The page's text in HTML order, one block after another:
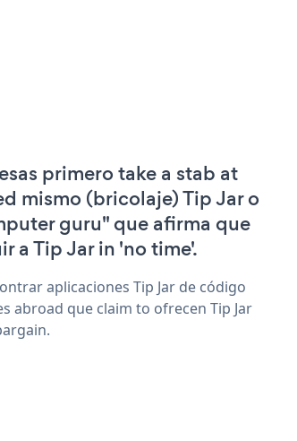
primero take a stab at
mismo (bricolaje) Tip Jar o
guru" que afirma que
a Tip Jar in 'no time'.
aplicaciones Tip Jar de código
abroad que claim to ofrecen Tip Jar